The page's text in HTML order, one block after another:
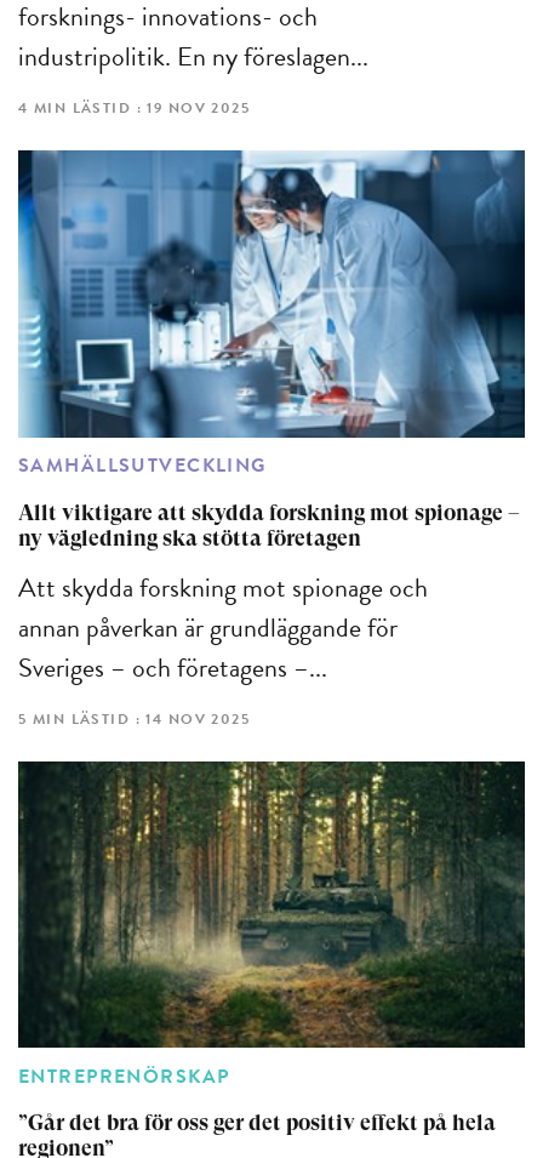
forsknings- innovations- och
industripolitik. En ny föreslagen...
4 MIN LÄSTID : 19 NOV 2025
SAMHÄLLSUTVECKLING
Allt viktigare att skydda forskning mot spionage –
ny vägledning ska stötta företagen
Att skydda forskning mot spionage och
annan påverkan är grundläggande för
Sveriges – och företagens –...
5 MIN LÄSTID : 14 NOV 2025
ENTREPRENÖRSKAP
”Går det bra för oss ger det positiv effekt på hela
regionen”